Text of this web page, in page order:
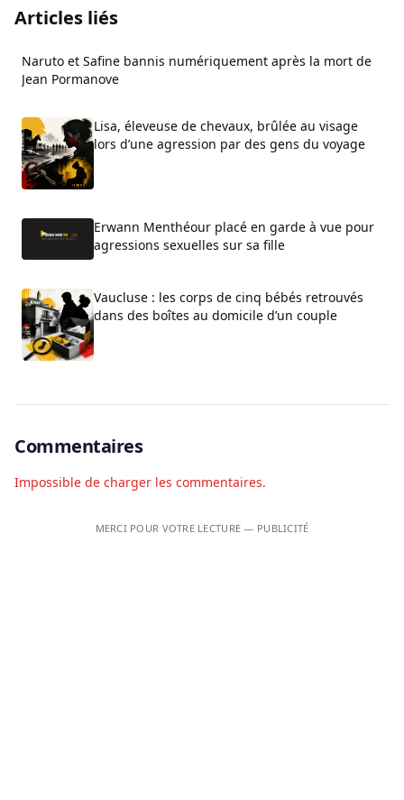
Articles liés
Naruto et Safine bannis numériquement après la mort de
Jean Pormanove
Lisa, éleveuse de chevaux, brûlée au visage
lors d’une agression par des gens du voyage
Erwann Menthéour placé en garde à vue pour
agressions sexuelles sur sa fille
Vaucluse : les corps de cinq bébés retrouvés
dans des boîtes au domicile d’un couple
Commentaires
Impossible de charger les commentaires.
MERCI POUR VOTRE LECTURE — PUBLICITÉ